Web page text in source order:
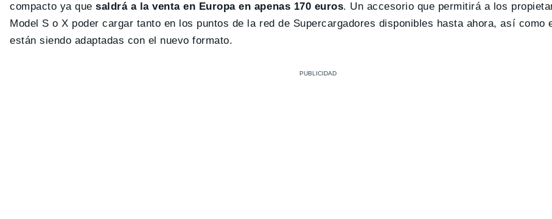
compacto ya quesaldrá a la venta en Europa en apenas 170 euros. Un accesorio que permitirá a los
Model S o X poder cargar tanto en los puntos de la red de Supercargadores disponibles hasta ahora, así como
están siendo adaptadas con el nuevo formato.